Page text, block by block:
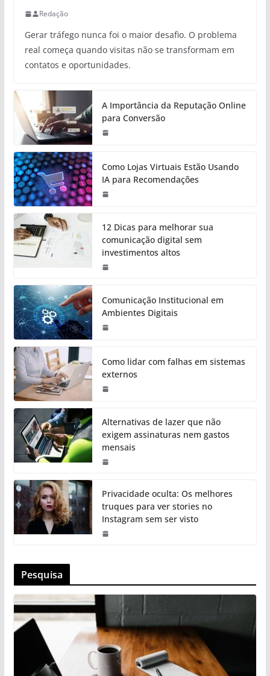
Redação
Gerar tráfego nunca foi o maior desafio. O problema
real começa quando visitas não se transformam em
contatos e oportunidades.
A Importância da Reputação Online
para Conversão
Como Lojas Virtuais Estão Usando
IA para Recomendações
12 Dicas para melhorar sua
comunicação digital sem
investimentos altos
Comunicação Institucional em
Ambientes Digitais
Como lidar com falhas em sistemas
externos
Alternativas de lazer que não
exigem assinaturas nem gastos
mensais
Privacidade oculta: Os melhores
truques para ver stories no
Instagram sem ser visto
Pesquisa